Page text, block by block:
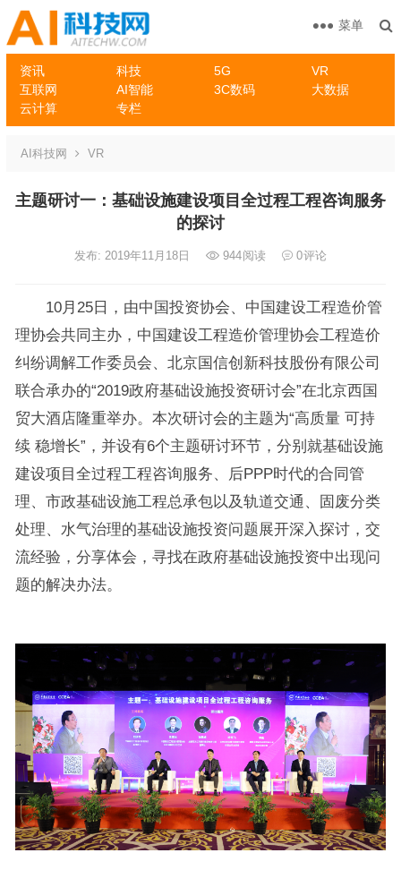
资讯 科技 5G
VR
互联网
AI智能 3C数码
大数据
云计算
专栏
菜单
AI科技网 VR
主题研讨一：基础设施建设项目全过程工程咨询服务
的探讨
发布: 2019年11月18日 944阅读 0评论
10月25日，由中国投资协会、中国建设工程造价管
理协会共同主办，中国建设工程造价管理协会工程造价
纠纷调解工作委员会、北京国信创新科技股份有限公司
联合承办的“2019政府基础设施投资研讨会”在北京西国
贸大酒店隆重举办。本次研讨会的主题为“高质量 可持
续 稳增长”，并设有6个主题研讨环节，分别就基础设施
建设项目全过程工程咨询服务、后PPP时代的合同管
理、市政基础设施工程总承包以及轨道交通、固废分类
处理、水气治理的基础设施投资问题展开深入探讨，交
流经验，分享体会，寻找在政府基础设施投资中出现问
题的解决办法。